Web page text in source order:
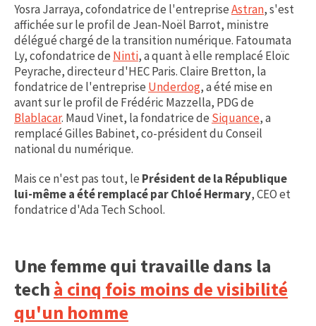
Yosra Jarraya, cofondatrice de l'entrepriseAstran, s'est
affichée sur le profil de Jean-Noël Barrot, ministre
délégué chargé de la transition numérique. Fatoumata
Ly, cofondatrice de Ninti, a quant à elle remplacé Eloïc
Peyrache, directeur d'HEC Paris. Claire Bretton, la
fondatrice de l'entreprise Underdog, a été mise en
avant sur le profil de Frédéric Mazzella, PDG de
Blablacar. Maud Vinet, la fondatrice de Siquance, a
remplacé Gilles Babinet, co-président du Conseil
national du numérique.
Mais ce n'est pas tout, le Président de la République
lui-même a été remplacé par Chloé Hermary, CEO et
fondatrice d'Ada Tech School.
Une femme qui travaille dans la
tech à cinq fois moins de visibilité
qu'un homme